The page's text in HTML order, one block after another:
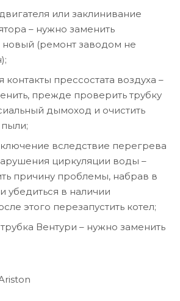
или заклинивание
– нужно заменить
новый (ремонт заводом не
контакты прессостата воздуха –
прежде проверить трубку
дымоход и очистить
пыли;
вследствие перегрева
циркуляции воды –
причину проблемы, набрав в
убедиться в наличии
этого перезапустить котел;
Вентури – нужно заменить